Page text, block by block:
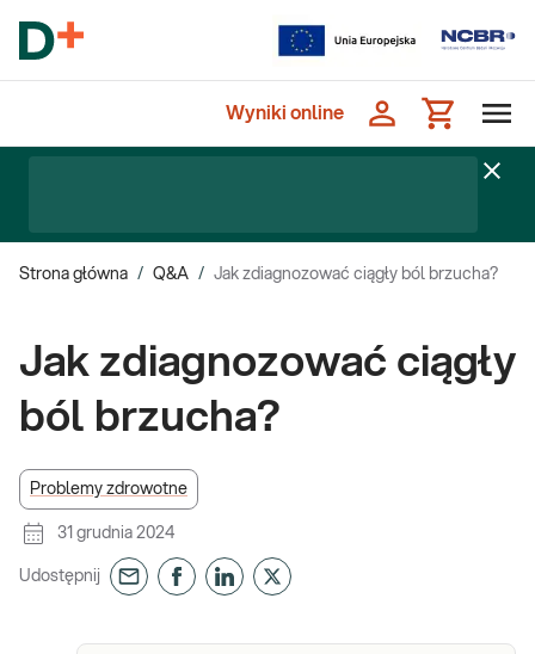
Wyniki online
Strona główna / Q&A / Jak zdiagnozować ciągły ból brzucha?
Jak zdiagnozować ciągły
ból brzucha?
Problemy zdrowotne
31 grudnia 2024
Udostępnij